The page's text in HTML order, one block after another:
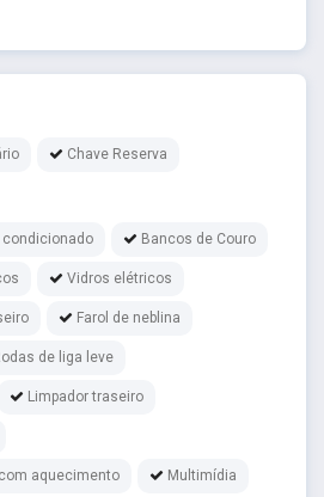
Chave Reserva
condicionado Bancos de Couro
Vidros elétricos
Farol de neblina
de liga leve
Limpador traseiro
aquecimento Multimídia